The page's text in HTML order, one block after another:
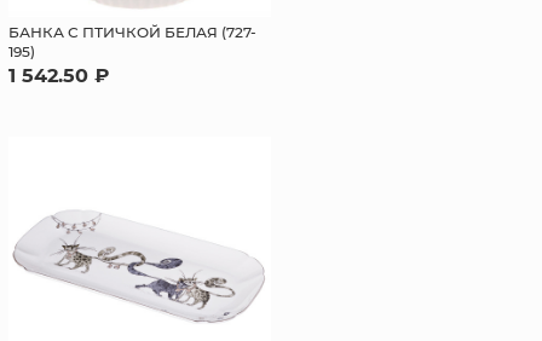
БАНКА С ПТИЧКОЙ БЕЛАЯ (727-
195)
1 542.50 ₽